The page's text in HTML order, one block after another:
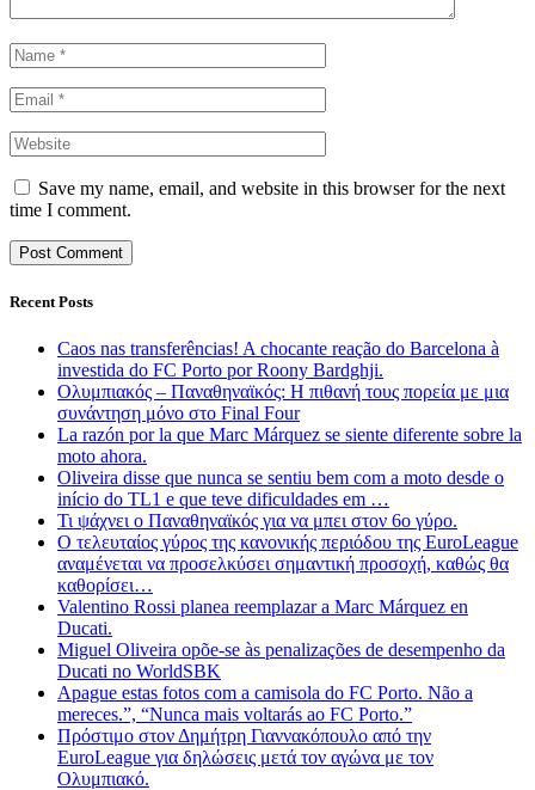
Save my name, email, and website in this browser for the next
time I comment.
Recent Posts
Caos nas transferências! A chocante reação do Barcelona à
investida do FC Porto por Roony Bardghji.
Ολυμπιακός – Παναθηναϊκός: Η πιθανή τους πορεία με μια
συνάντηση μόνο στο Final Four
La razón por la que Marc Márquez se siente diferente sobre la
moto ahora.
Oliveira disse que nunca se sentiu bem com a moto desde o
início do TL1 e que teve dificuldades em …
Τι ψάχνει ο Παναθηναϊκός για να μπει στον 6ο γύρο.
Ο τελευταίος γύρος της κανονικής περιόδου της EuroLeague
αναμένεται να προσελκύσει σημαντική προσοχή, καθώς θα
καθορίσει…
Valentino Rossi planea reemplazar a Marc Márquez en
Ducati.
Miguel Oliveira opõe-se às penalizações de desempenho da
Ducati no WorldSBK
Apague estas fotos com a camisola do FC Porto. Não a
mereces.”, “Nunca mais voltarás ao FC Porto.”
Πρόστιμο στον Δημήτρη Γιαννακόπουλο από την
EuroLeague για δηλώσεις μετά τον αγώνα με τον
Ολυμπιακό.